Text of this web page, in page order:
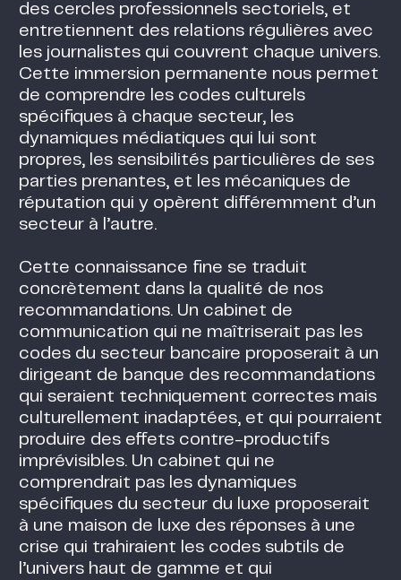
des cercles professionnels sectoriels, et
entretiennent des relations régulières avec
les journalistes qui couvrent chaque univers.
Cette immersion permanente nous permet
de comprendre les codes culturels
spécifiques à chaque secteur, les
dynamiques médiatiques qui lui sont
propres, les sensibilités particulières de ses
parties prenantes, et les mécaniques de
réputation qui y opèrent différemment d’un
secteur à l’autre.
Cette connaissance fine se traduit
concrètement dans la qualité de nos
recommandations. Un cabinet de
communication qui ne maîtriserait pas les
codes du secteur bancaire proposerait à un
dirigeant de banque des recommandations
qui seraient techniquement correctes mais
culturellement inadaptées, et qui pourraient
produire des effets contre-productifs
imprévisibles. Un cabinet qui ne
comprendrait pas les dynamiques
spécifiques du secteur du luxe proposerait
à une maison de luxe des réponses à une
crise qui trahiraient les codes subtils de
l’univers haut de gamme et qui